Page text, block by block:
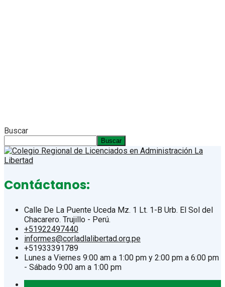
Buscar
Buscar
Contáctanos:
Calle De La Puente Uceda Mz. 1 Lt. 1-B Urb. El Sol del
Chacarero. Trujillo - Perú.
+51922497440
informes@corladlalibertad.org.pe
+51933391789
Lunes a Viernes 9:00 am a 1:00 pm y 2:00 pm a 6:00 pm
- Sábado 9:00 am a 1:00 pm